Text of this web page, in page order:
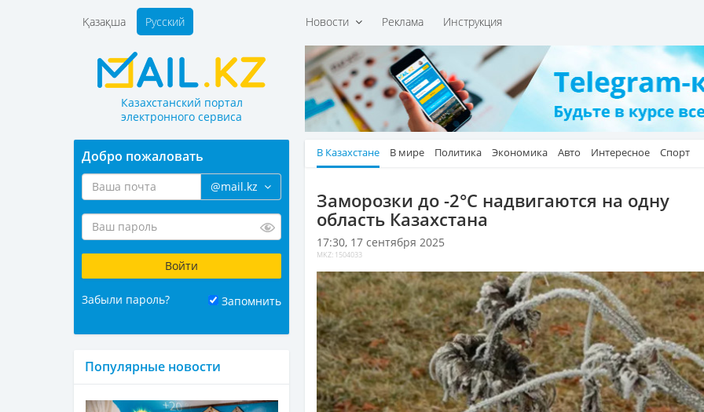
Новости Реклама Инструкция
Қазақша Русский
Казахстанский портал
электронного сервиса
В Казахстане В мире Политика Экономика Авто Интересное Спорт
Заморозки до -2°C надвигаются на одну
область Казахстана
17:30, 17 сентября 2025
MKZ: 1504033
Добро пожаловать
@mail.kz
Забыли пароль? Запомнить
Популярные новости